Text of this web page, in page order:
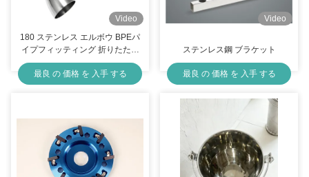
Video
180 ステンレス エルボウ BPEパ
イプフィッティング 折りたたみ
S/S 304 316 食品規格
最良 の 価格 を 入手 する
Video
ステンレス鋼 ブラケット
最良 の 価格 を 入手 する